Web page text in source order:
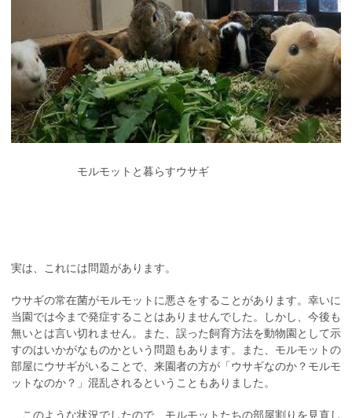
モルモットと暮らすウサギ
実は、これには問題があります。
ウサギの常在菌がモルモットに悪さをすることがあります。幸いに
当園では今まで発症することはありませんでした。しかし、今後も
無いとは言い切れません。また、誤った飼育方法を動物園として示
すのはいかがなものかという問題もあります。また、モルモットの
部屋にウサギがいることで、来園者の方が「ウサギなのか？モルモ
ットなのか？」混乱されるということもありました。
このような状況でしたので、モルモットたちの部屋割りを見直し